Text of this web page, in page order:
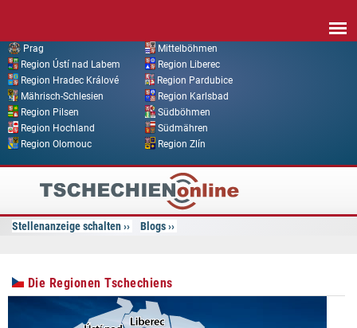
Prag
Mittelböhmen
Region Ústí nad Labem
Region Liberec
Region Hradec Králové
Region Pardubice
Mährisch-Schlesien
Region Karlsbad
Region Pilsen
Südböhmen
Region Hochland
Südmähren
Region Olomouc
Region Zlín
Tschechien
Online
Stellenanzeige schalten Blogs
Die Regionen Tschechiens